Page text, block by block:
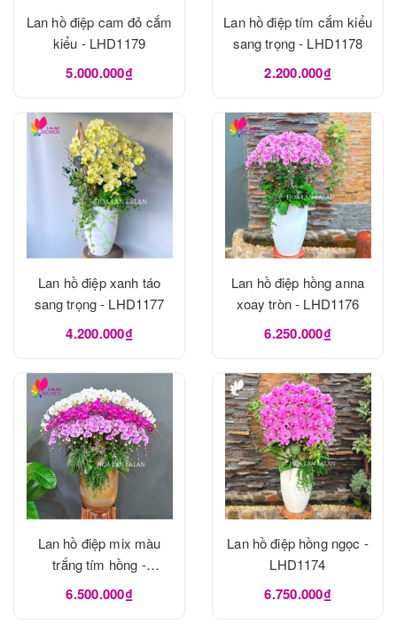
Lan hồ điệp cam đỏ cắm
kiểu - LHD1179
5.000.000₫
Lan hồ điệp tím cắm kiểu
sang trọng - LHD1178
2.200.000₫
Lan hồ điệp xanh táo
sang trọng - LHD1177
4.200.000₫
Lan hồ điệp hồng anna
xoay tròn - LHD1176
6.250.000₫
Lan hồ điệp mix màu
trắng tím hồng -
LHD1175
6.500.000₫
Lan hồ điệp hồng ngọc -
LHD1174
6.750.000₫